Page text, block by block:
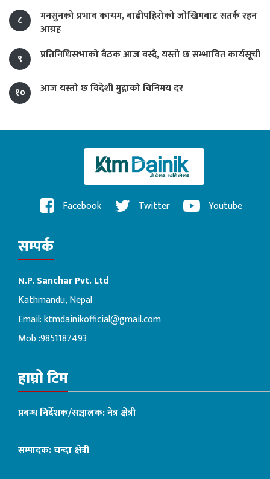
८
मनसुनको प्रभाव कायम, बाढीपहिरोको जोखिमबाट सतर्क रहन
आग्रह
९
प्रतिनिधिसभाको बैठक आज बस्दै, यस्तो छ सम्भावित कार्यसूची
१० आज यस्तो छ विदेशी मुद्राको विनिमय दर
Facebook Twitter Youtube
सम्पर्क
N.P. Sanchar Pvt. Ltd
Kathmandu, Nepal
Email:ktmdainikofficial@gmail.com
Mob :9851187493
हाम्रो टिम
प्रबन्ध निर्देशक/सञ्चालक: नेत्र क्षेत्री
सम्पादक: चन्दा क्षेत्री